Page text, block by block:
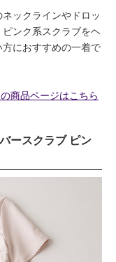
ックラインやドロッ
ンク系スクラブをヘ
におすすめの一着で
商品ページはこちら
ースクラブ ピン